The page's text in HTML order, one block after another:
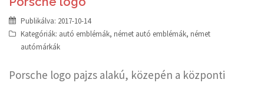
Publikálva: 2017-10-14
Kategóriák: autó emblémák, német autó emblémák, német
autómárkák
Porsche logo pajzs alakú, közepén a központi